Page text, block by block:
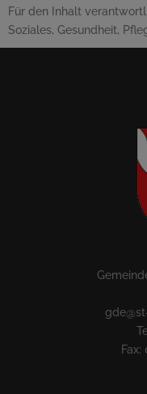
Für den Inhalt
Soziales, Gesundheit,
Fax: